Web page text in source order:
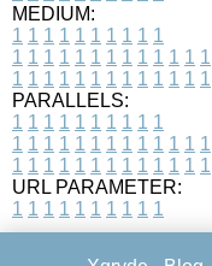
MEDIUM:
1 1 1 1 1 1 1 1 1 1
1 1 1 1 1 1 1 1 1 1 1 1 1
1 1 1 1 1 1 1 1 1 1 1 1 1
PARALLELS:
1 1 1 1 1 1 1 1 1 1
1 1 1 1 1 1 1 1 1 1 1 1 1
1 1 1 1 1 1 1 1 1 1 1 1 1
URL PARAMETER:
1 1 1 1 1 1 1 1 1 1